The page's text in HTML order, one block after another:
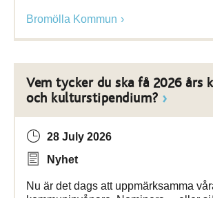
Bromölla Kommun
Vem tycker du ska få 2026 års
och kulturstipendium?
28 July 2026
Nyhet
Nu är det dags att uppmärksamma